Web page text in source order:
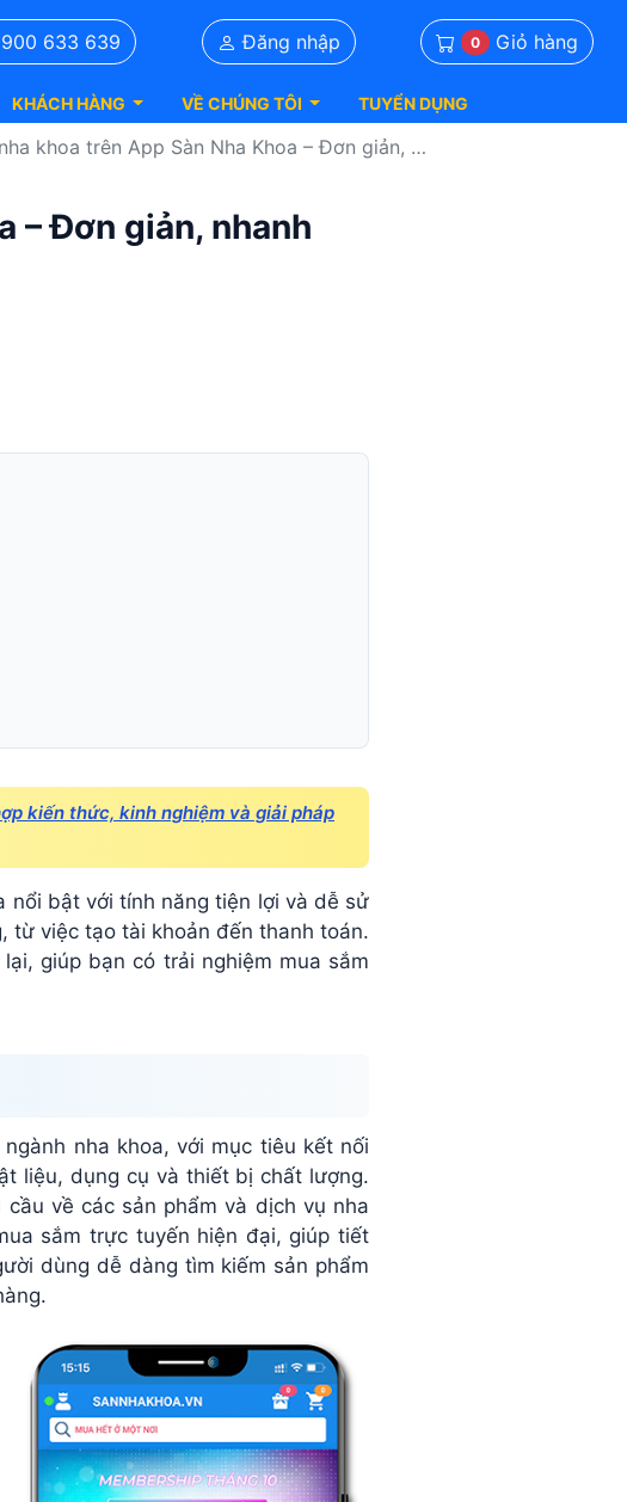
633 639 Đăng nhập 0 Giỏ hàng
KHÁCH HÀNG VỀ CHÚNG TÔI TUYỂN DỤNG
trên App Sàn Nha Khoa – Đơn giản, nhanh gọn, chỉ vài chạm!
– Đơn giản, nhanh
kiến thức, kinh nghiệm và giải pháp
nổi bật với tính năng tiện lợi và dễ sử
từ việc tạo tài khoản đến thanh toán.
giúp bạn có trải nghiệm mua sắm
nha khoa, với mục tiêu kết nối
liệu, dụng cụ và thiết bị chất lượng.
về các sản phẩm và dịch vụ nha
sắm trực tuyến hiện đại, giúp tiết
dùng dễ dàng tìm kiếm sản phẩm